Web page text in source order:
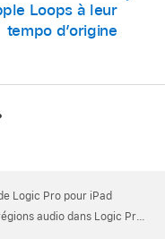
Loops à leur
tempo d’origine
Logic Pro pour iPad
dans Logic Pro pour iPad